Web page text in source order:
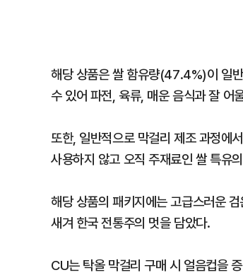
해당 상품은 쌀 함유량(47.4%)이 일
수 있어 파전, 육류, 매운 음식과 잘 어
또한, 일반적으로 막걸리 제조 과정에
사용하지 않고 오직 주재료인 쌀 특유
해당 상품의 패키지에는 고급스러운
새겨 한국 전통주의 멋을 담았다.
CU는 탁올 막걸리 구매 시 얼음컵을